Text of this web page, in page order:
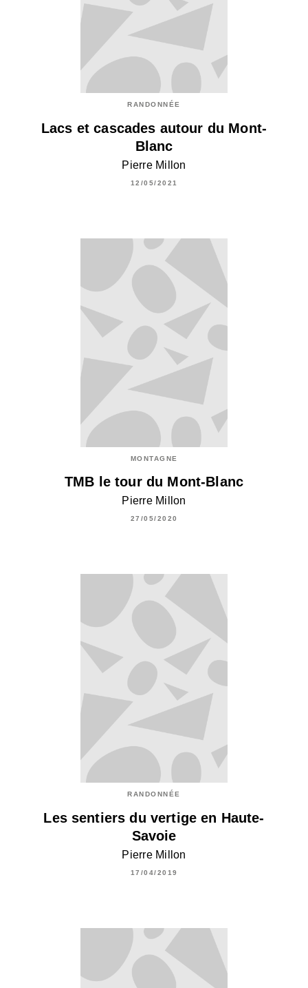
RANDONNÉE
Lacs et cascades autour du Mont-
Blanc
Pierre Millon
12/05/2021
MONTAGNE
TMB le tour du Mont-Blanc
Pierre Millon
27/05/2020
RANDONNÉE
Les sentiers du vertige en Haute-
Savoie
Pierre Millon
17/04/2019